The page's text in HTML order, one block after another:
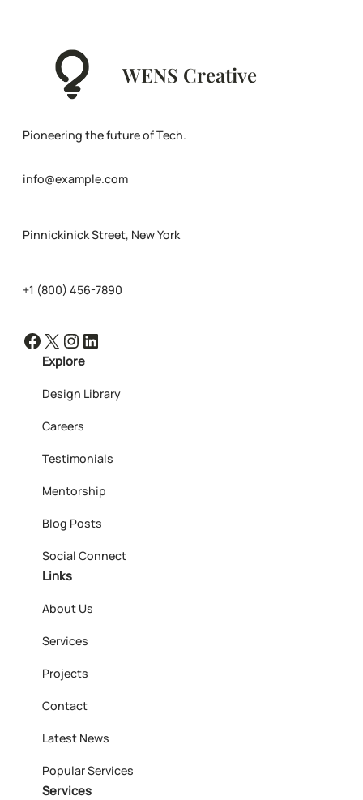
WENS Creative
Pioneering the future of Tech.
info@example.com
Pinnickinick Street, New York
+1 (800) 456-7890
Facebook X Instagram LinkedIn
Explore
Design Library
Careers
Testimonials
Mentorship
Blog Posts
Social Connect
Links
About Us
Services
Projects
Contact
Latest News
Popular Services
Services